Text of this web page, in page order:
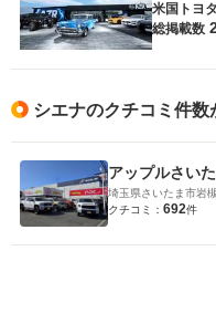
米国トヨ
総掲載数
シエナのクチコミ件数
アップルさい
埼玉県さいたま市岩
クチコミ： 692件